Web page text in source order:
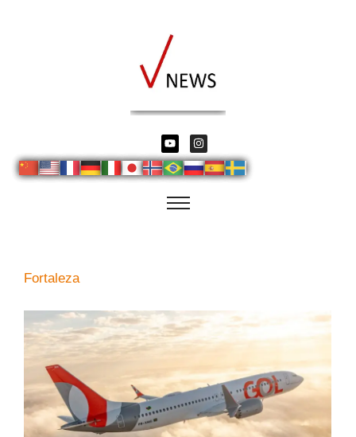
Fortaleza